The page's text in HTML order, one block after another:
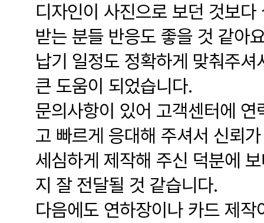
디자인이 사진으로 보던 것보
받는 분들 반응도 좋을 것 같아
납기 일정도 정확하게 맞춰주
큰 도움이 되었습니다.
문의사항이 있어 고객센터에 연
고 빠르게 응대해 주셔서 신뢰
세심하게 제작해 주신 덕분에
지 잘 전달될 것 같습니다.
다음에도 연하장이나 카드 제